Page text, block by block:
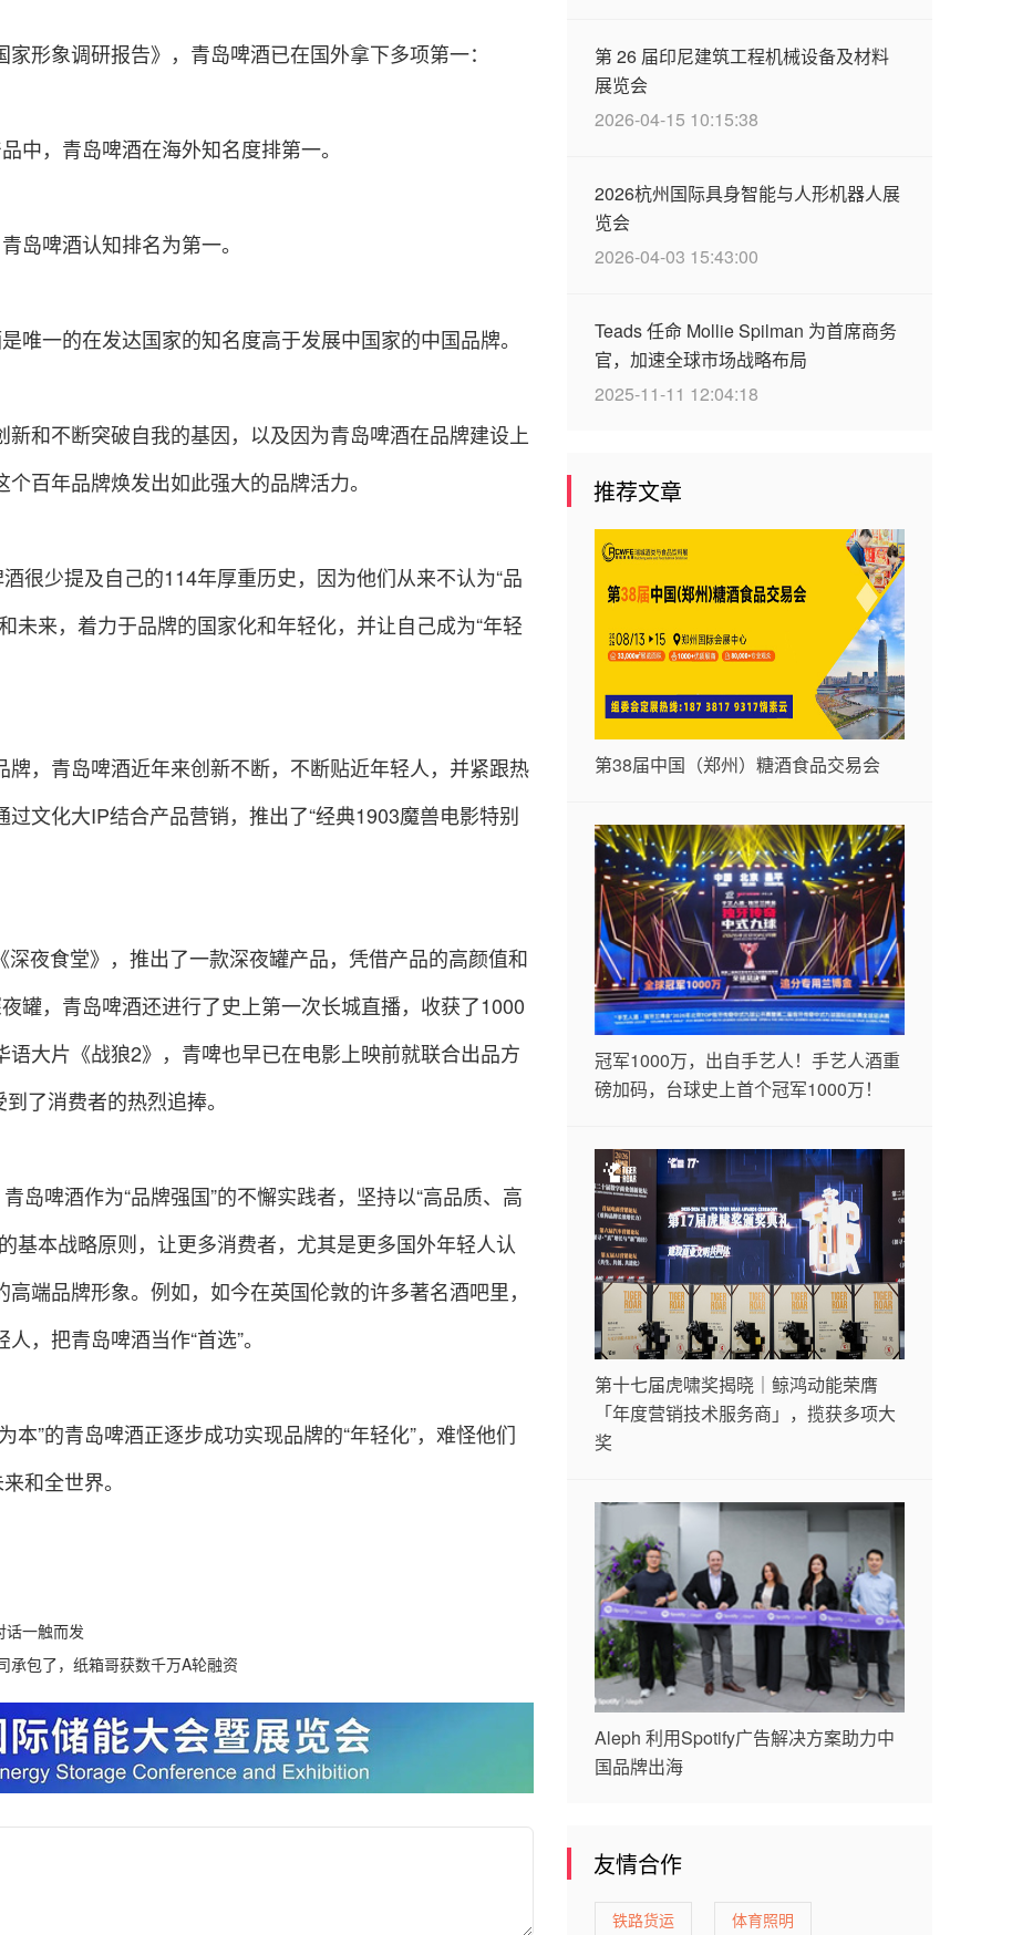
形象调研报告》，青岛啤酒已在国外拿下多项第一：
中，青岛啤酒在海外知名度排第一。
岛啤酒认知排名为第一。
唯一的在发达国家的知名度高于发展中国家的中国品牌。
和不断突破自我的基因，以及因为青岛啤酒在品牌建设上
百年品牌焕发出如此强大的品牌活力。
很少提及自己的114年厚重历史，因为他们从来不认为“品
未来，着力于品牌的国家化和年轻化，并让自己成为“年轻
，青岛啤酒近年来创新不断，不断贴近年轻人，并紧跟热
文化大IP结合产品营销，推出了“经典1903魔兽电影特别
夜食堂》，推出了一款深夜罐产品，凭借产品的高颜值和
罐，青岛啤酒还进行了史上第一次长城直播，收获了1000
大片《战狼2》，青啤也早已在电影上映前就联合出品方
了消费者的热烈追捧。
岛啤酒作为“品牌强国”的不懈实践者，坚持以“高品质、高
基本战略原则，让更多消费者，尤其是更多国外年轻人认
端品牌形象。例如，如今在英国伦敦的许多著名酒吧里，
，把青岛啤酒当作“首选”。
本”的青岛啤酒正逐步成功实现品牌的“年轻化”，难怪他们
和全世界。
话一触而发
承包了，纸箱哥获数千万A轮融资
第 26 届印尼建筑工程机械设备及材料
展览会
2026-04-15 10:15:38
2026杭州国际具身智能与人形机器人展
览会
2026-04-03 15:43:00
Teads 任命 Mollie Spilman 为首席商务
官，加速全球市场战略布局
2025-11-11 12:04:18
推荐文章
第38届中国（郑州）糖酒食品交易会
冠军1000万，出自手艺人！手艺人酒重
磅加码，台球史上首个冠军1000万！
第十七届虎啸奖揭晓｜鲸鸿动能荣膺
「年度营销技术服务商」，揽获多项大
奖
Aleph 利用Spotify广告解决方案助力中
国品牌出海
友情合作
铁路货运 体育照明